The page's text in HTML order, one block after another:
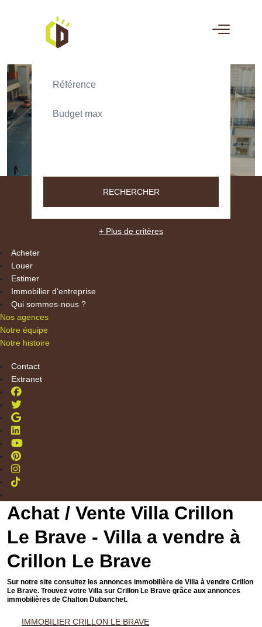
TEXT_SEARCH_SELECTIONNEZ
RECHERCHER
+ Plus de critères
Acheter
Louer
Estimer
Immobilier d'entreprise
Qui sommes-nous ?
Nos agences
Notre équipe
Notre histoire
Contact
Extranet
Achat / Vente Villa Crillon
Le Brave - Villa a vendre à
Crillon Le Brave
Sur notre site consultez les annonces immobilière de Villa à vendre Crillon
Le Brave. Trouvez votre Villa sur Crillon Le Brave grâce aux annonces
immobilières de Chalton Dubanchet.
IMMOBILIER CRILLON LE BRAVE